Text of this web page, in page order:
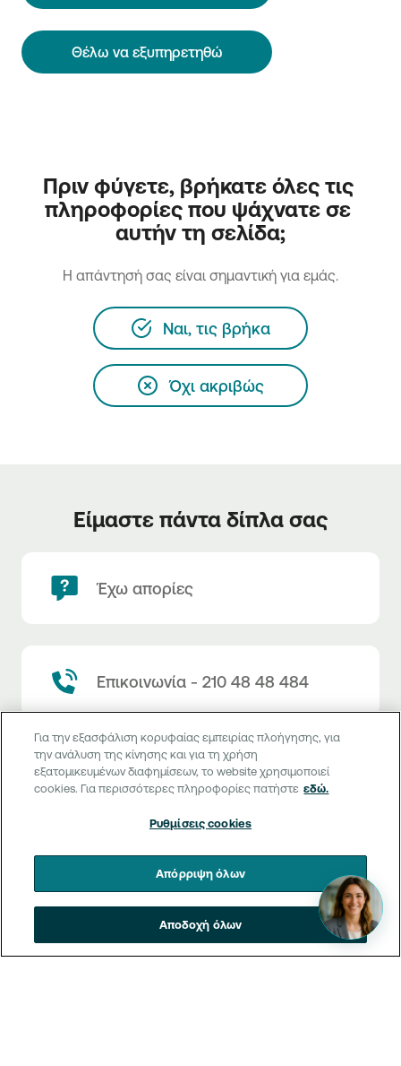
Θέλω να εξυπηρετηθώ
Πριν φύγετε, βρήκατε όλες τις
πληροφορίες που ψάχνατε σε
αυτήν τη σελίδα;
H απάντησή σας είναι σημαντική για εμάς.
Ναι, τις βρήκα
Όχι ακριβώς
Είμαστε πάντα δίπλα σας
Έχω απορίες
Επικοινωνία - 210 48 48 484
Σημεία εξυπηρέτησης
Επικοινωνία και εξυπηρέτηση
Θέλω πληροφορίες
Κλείνω ραντεβού
Τιμολόγιο και όροι συναλλαγών
Τιμολόγιο της Τράπεζας
Για την εξασφάλιση κορυφαίας εμπειρίας πλοήγησης, για
την ανάλυση της κίνησης και για τη χρήση
εξατομικευμένων διαφημίσεων, το website χρησιμοποιεί
cookies. Για περισσότερες πληροφορίες πατήστε εδώ.
Ρυθμίσεις cookies
Απόρριψη όλων
Αποδοχή όλων